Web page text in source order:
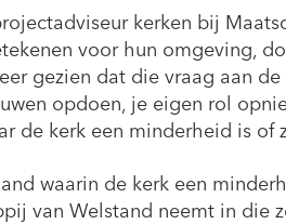
kerken bij
voor hun omgeving,
gezien dat die vraag aan
opdoen, je eigen rol
de kerk een minderheid is of
waarin de kerk een
van Welstand neemt in